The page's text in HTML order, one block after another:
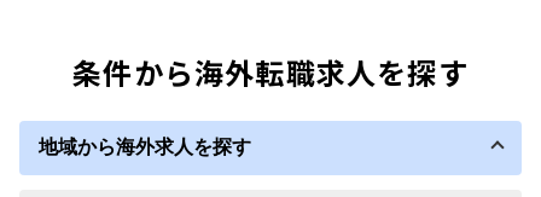
条件から海外転職求人を探す
地域から海外求人を探す